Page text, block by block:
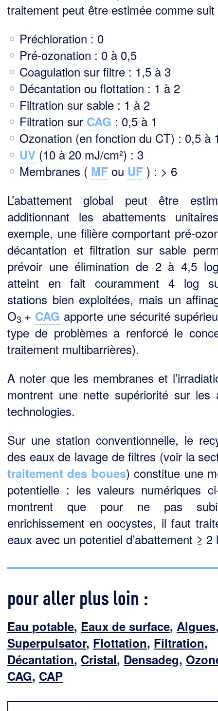
traitement peut être estimée comme
Préchloration : 0
Pré-ozonation : 0 à 0,5
Coagulation sur filtre : 1,5 à 3
Décantation ou flottation : 1 à 2
Filtration sur sable : 1 à 2
Filtration sur CAG : 0,5 à 1
Ozonation (en fonction du CT) : 0,5 à
UV (10 à 20 mJ/cm²) : 3
Membranes ( MF ou UF ) : > 6
L’abattement global peut être
additionnant les abattements
exemple, une filière comportant pré-
décantation et filtration sur sable
prévoir une élimination de 2 à 4,5
atteint en fait couramment 4 log
stations bien exploitées, mais un
O3 + CAG apporte une sécurité
type de problèmes a renforcé le
traitement multibarrières).
A noter que les membranes et
montrent une nette supériorité sur les
technologies.
Sur une station conventionnelle, le
des eaux de lavage de filtres (voir la
traitement des boues) constitue une
potentielle : les valeurs numériques
montrent que pour ne pas
enrichissement en oocystes, il faut
eaux avec un potentiel d’abattement ≥ 2
pour aller plus loin :
Eau potable, Eaux de surface, Algues
Superpulsator, Flottation, Filtration,
Décantation, Cristal, Densadeg,
CAG, CAP